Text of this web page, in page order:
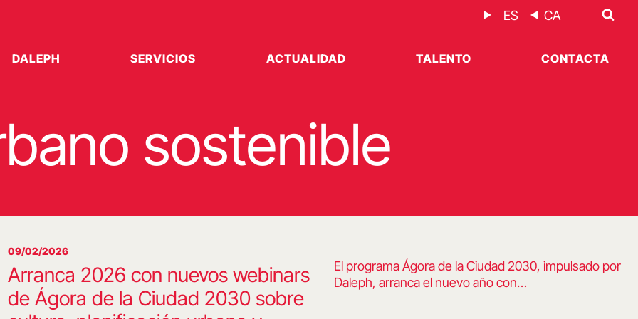
ES CA
DALEPH SERVICIOS ACTUALIDAD TALENTO CONTACTA
sostenible
09/02/2026
Arranca 2026 con nuevos webinars
de Ágora de la Ciudad 2030 sobre
El programa Ágora de la Ciudad 2030, impulsado por
Daleph, arranca el nuevo año con…